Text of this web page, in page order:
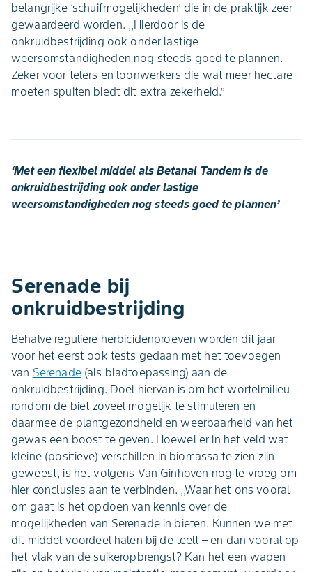
belangrijke ‘schuifmogelijkheden’ die in de praktijk zeer
gewaardeerd worden. ,,Hierdoor is de
onkruidbestrijding ook onder lastige
weersomstandigheden nog steeds goed te plannen.
Zeker voor telers en loonwerkers die wat meer hectare
moeten spuiten biedt dit extra zekerheid.’’
‘Met een flexibel middel als Betanal Tandem is de
onkruidbestrijding ook onder lastige
weersomstandigheden nog steeds goed te plannen’
Serenade bij
onkruidbestrijding
Behalve reguliere herbicidenproeven worden dit jaar
voor het eerst ook tests gedaan met het toevoegen
van Serenade(als bladtoepassing) aan de
onkruidbestrijding. Doel hiervan is om het wortelmilieu
rondom de biet zoveel mogelijk te stimuleren en
daarmee de plantgezondheid en weerbaarheid van het
gewas een boost te geven. Hoewel er in het veld wat
kleine (positieve) verschillen in biomassa te zien zijn
geweest, is het volgens Van Ginhoven nog te vroeg om
hier conclusies aan te verbinden. ,,Waar het ons vooral
om gaat is het opdoen van kennis over de
mogelijkheden van Serenade in bieten. Kunnen we met
dit middel voordeel halen bij de teelt – en dan vooral op
het vlak van de suikeropbrengst? Kan het een wapen